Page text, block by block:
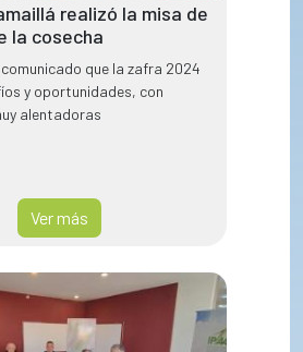
realizó la misa de
la cosecha
y oportunidades, con
alentadoras
Ver más